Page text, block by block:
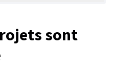
sont